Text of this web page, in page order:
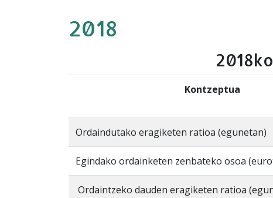
2018
Kontzeptua
Ordaindutako eragiketen ratioa (egunetan)
Egindako ordainketen zenbateko osoa
Ordaintzeko dauden eragiketen ratioa